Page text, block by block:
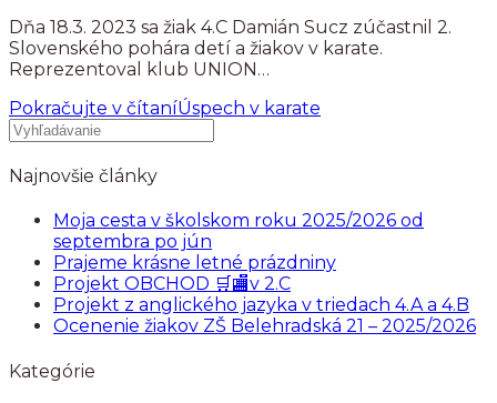
Dňa 18.3. 2023 sa žiak 4.C Damián Sucz zúčastnil 2.
Slovenského pohára detí a žiakov v karate.
Reprezentoval klub UNION…
Pokračujte v čítaníÚspech v karate
Najnovšie články
Moja cesta v školskom roku 2025/2026 od
septembra po jún
Prajeme krásne letné prázdniny
Projekt OBCHOD 🛒🏬v 2.C
Projekt z anglického jazyka v triedach 4.A a 4.B
Ocenenie žiakov ZŠ Belehradská 21 – 2025/2026
Kategórie